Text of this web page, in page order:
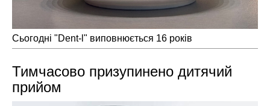
Сьогодні "Dent-l" виповнюється 16 років
Тимчасово призупинено дитячий
прийом